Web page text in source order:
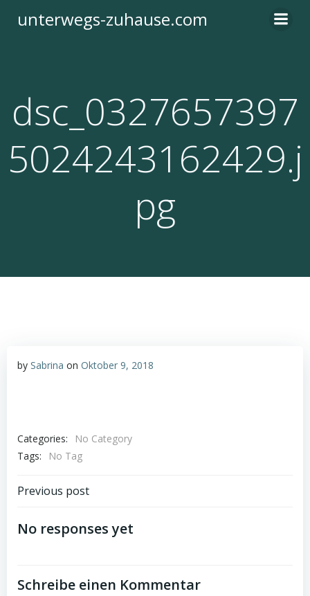
Inhalt
unterwegs-zuhause.com
dsc_0327657397
5024243162429.j
pg
by Sabrina on Oktober 9, 2018
Categories:
No Category
Tags:
No Tag
Post
navigation
Previous post
No responses yet
Schreibe einen Kommentar